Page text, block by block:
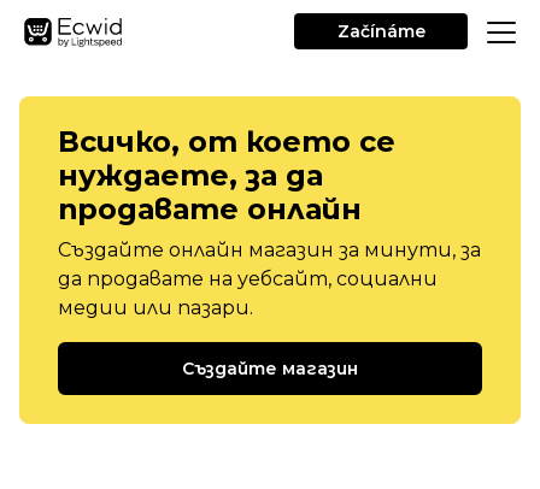
Začínáme
Всичко, от което се
нуждаете, за да
продавате онлайн
Създайте онлайн магазин за минути, за
да продавате на уебсайт, социални
медии или пазари.
Създайте магазин